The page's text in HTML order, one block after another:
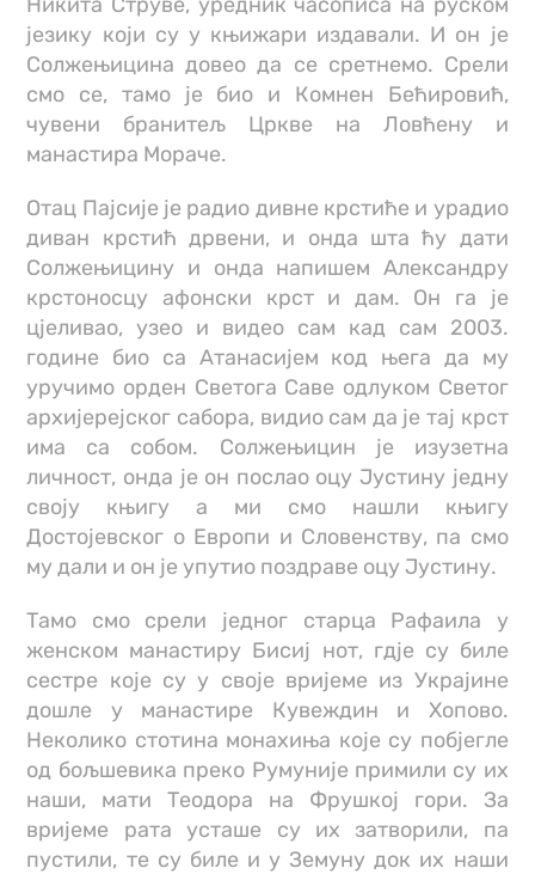
језику који су у књижари издавали. И он је
Солжењицина довео да се сретнемо. Срели
смо се, тамо је био и Комнен Бећировић,
чувени бранитељ Цркве на Ловћену и
манастира Мораче.
Отац Пајсије је радио дивне крстиће и урадио
диван крстић дрвени, и онда шта ћу дати
Солжењицину и онда напишем Александру
крстоносцу афонски крст и дам. Он га је
цјеливао, узео и видео сам кад сам 2003.
године био са Атанасијем код њега да му
уручимо орден Светога Саве одлуком Светог
архијерејског сабора, видио сам да је тај крст
има са собом. Солжењицин је изузетна
личност, онда је он послао оцу Јустину једну
своју књигу а ми смо нашли књигу
Достојевског о Европи и Словенству, па смо
му дали и он је упутио поздраве оцу Јустину.
Тамо смо срели једног старца Рафаила у
женском манастиру Бисиј нот, гдје су биле
сестре које су у своје вријеме из Украјине
дошле у манастире Кувеждин и Хопово.
Неколико стотина монахиња које су побјегле
од бољшевика преко Румуније примили су их
наши, мати Теодора на Фрушкој гори. За
вријеме рата усташе су их затворили, па
пустили, те су биле и у Земуну док их наши